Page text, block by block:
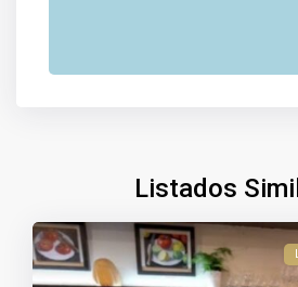
Listados